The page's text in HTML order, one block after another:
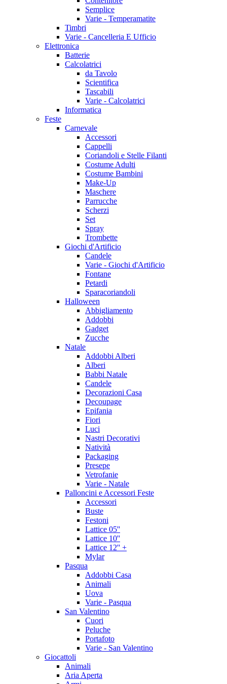
Semplice
Varie - Temperamatite
Timbri
Varie - Cancelleria E Ufficio
Elettronica
Batterie
Calcolatrici
da Tavolo
Scientifica
Tascabili
Varie - Calcolatrici
Informatica
Feste
Carnevale
Accessori
Cappelli
Coriandoli e Stelle Filanti
Costume Adulti
Costume Bambini
Make-Up
Maschere
Parrucche
Scherzi
Set
Spray
Trombette
Giochi d'Artificio
Candele
Varie - Giochi d'Artificio
Fontane
Petardi
Sparacoriandoli
Halloween
Abbigliamento
Addobbi
Gadget
Zucche
Natale
Addobbi Alberi
Alberi
Babbi Natale
Candele
Decorazioni Casa
Decoupage
Epifania
Fiori
Luci
Nastri Decorativi
Natività
Packaging
Presepe
Vetrofanie
Varie - Natale
Palloncini e Accessori Feste
Accessori
Buste
Festoni
Lattice 05''
Lattice 10''
Lattice 12'' +
Mylar
Pasqua
Addobbi Casa
Animali
Uova
Varie - Pasqua
San Valentino
Cuori
Peluche
Portafoto
Varie - San Valentino
Giocattoli
Animali
Aria Aperta